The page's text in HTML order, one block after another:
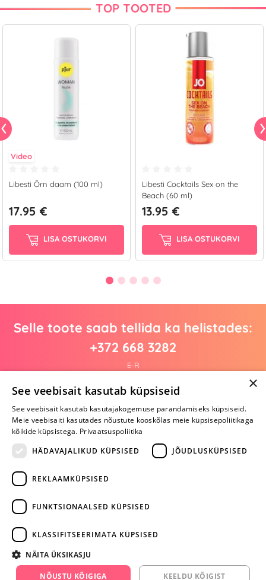
TOP TOOTED
Video
Libesti Õrn daam (100 ml)
17.95 €
LISA OSTUKORVI
Libesti Cocktails Sex on the
Beach (60 ml)
13.95 €
LISA OSTUKORVI
Selle toote saab tellida ka helistades:
+372 668 3282
E-R
Arvustusi veel pole
Ole esimene!
Kirjuta arvustus ja SAA KINGITUS!
+372 668 3282
info@yesyes.ee
facebook.com/yesyes.ee
×
See veebisait kasutab küpsiseid
See veebisait kasutab kasutajakogemuse parandamiseks küpsiseid.
Meie veebisaiti kasutades nõustute kooskõlas meie küpsisepoliitikaga
kõikide küpsistega. Privaatsuspoliitika
HÄDAVAJALIKUD KÜPSISED
JÕUDLUSKÜPSISED
REKLAAMKÜPSISED
FUNKTSIONAALSED KÜPSISED
KLASSIFITSEERIMATA KÜPSISED
NÄITA ÜKSIKASJU
NÕUSTU KÕIGIGA KEELDU KÕIGIST